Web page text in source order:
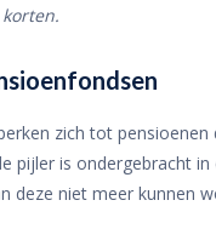
zich tot
pijler is ondergebracht
deze niet meer kunnen